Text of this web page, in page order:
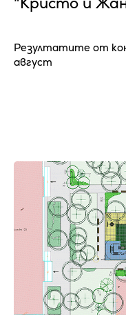
Резултатите от
август